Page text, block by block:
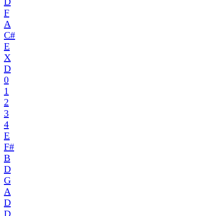
F
A
C#
E
X
D
0
1
2
3
4
E
F#
B
D
G
A
D
D